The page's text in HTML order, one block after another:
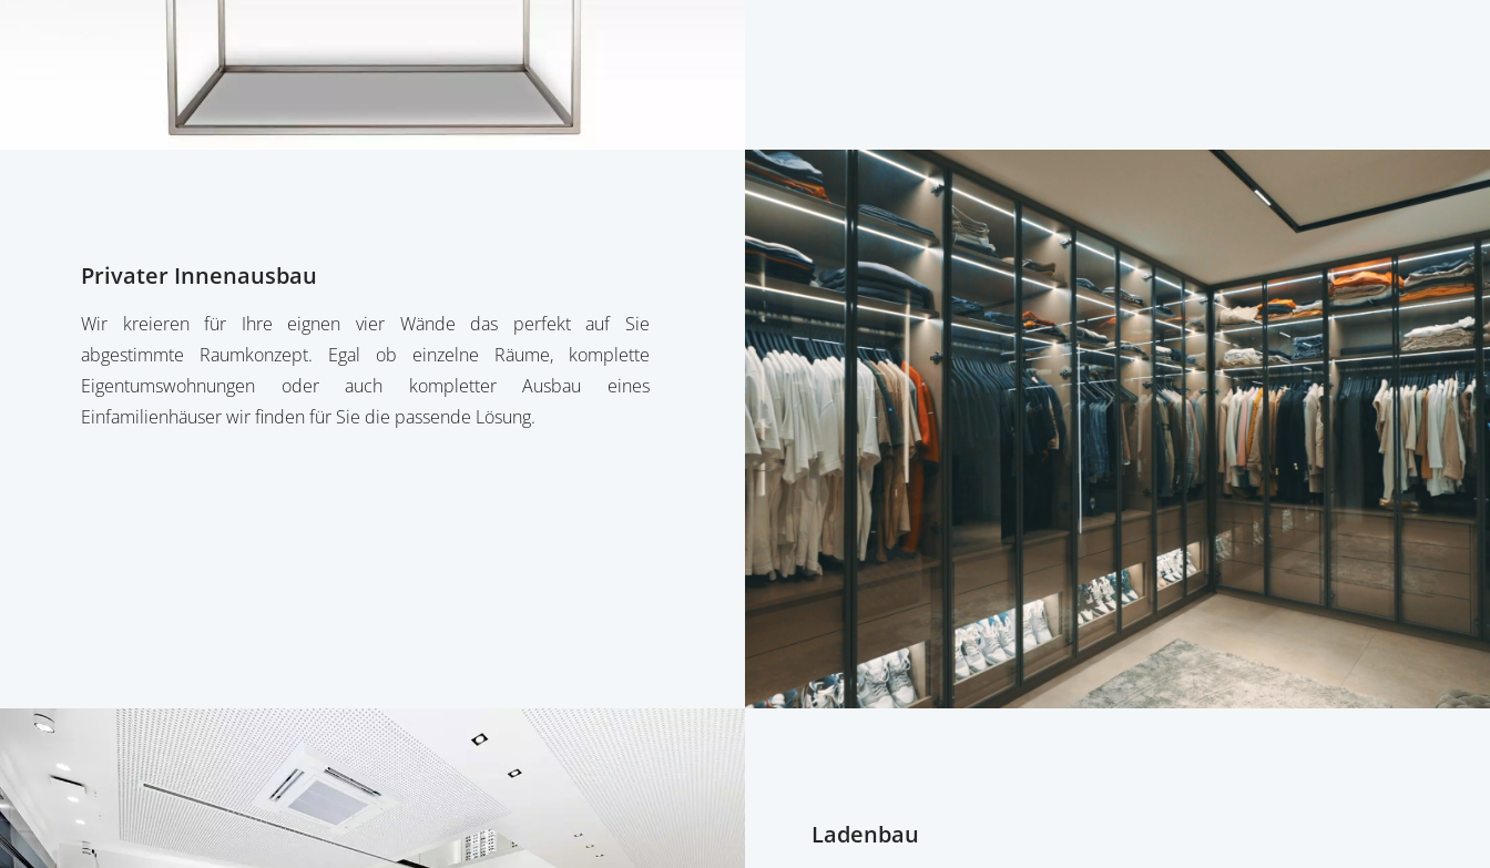
Privater Innenausbau
Wir kreieren für Ihre eignen vier Wände das perfekt auf Sie
abgestimmte Raumkonzept. Egal ob einzelne Räume, komplette
Eigentumswohnungen oder auch kompletter Ausbau eines
Einfamilienhäuser wir finden für Sie die passende Lösung.
Ladenbau